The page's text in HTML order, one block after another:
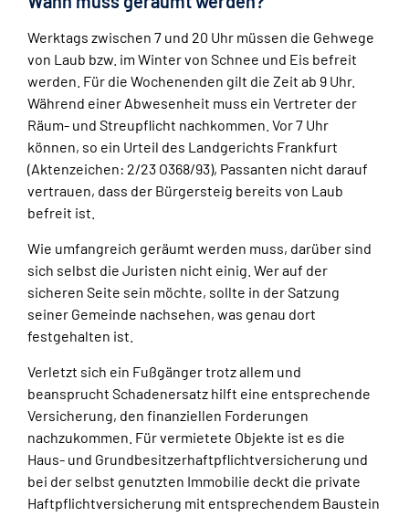
Werktags zwischen 7 und 20 Uhr müssen die Gehwege
von Laub bzw. im Winter von Schnee und Eis befreit
werden. Für die Wochenenden gilt die Zeit ab 9 Uhr.
Während einer Abwesenheit muss ein Vertreter der
Räum- und Streupflicht nachkommen. Vor 7 Uhr
können, so ein Urteil des Landgerichts Frankfurt
(Aktenzeichen: 2/23 O368/93), Passanten nicht darauf
vertrauen, dass der Bürgersteig bereits von Laub
befreit ist.
Wie umfangreich geräumt werden muss, darüber sind
sich selbst die Juristen nicht einig. Wer auf der
sicheren Seite sein möchte, sollte in der Satzung
seiner Gemeinde nachsehen, was genau dort
festgehalten ist.
Verletzt sich ein Fußgänger trotz allem und
beansprucht Schadenersatz hilft eine entsprechende
Versicherung, den finanziellen Forderungen
nachzukommen. Für vermietete Objekte ist es die
Haus- und Grundbesitzerhaftpflichtversicherung und
bei der selbst genutzten Immobilie deckt die private
Haftpflichtversicherung mit entsprechendem Baustein